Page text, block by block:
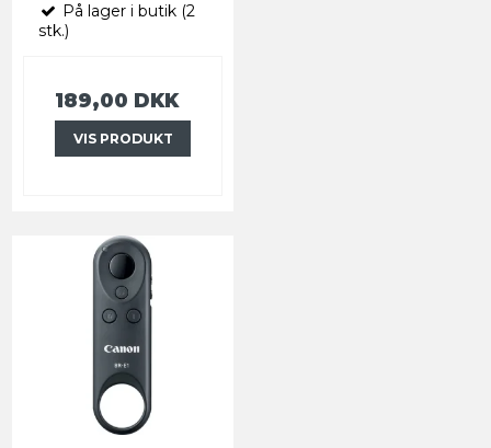
På lager i butik (2
stk.)
189,00 DKK
VIS PRODUKT